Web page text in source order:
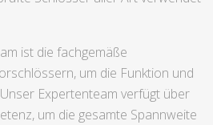
ist die fachgemäße
um die Funktion und
Expertenteam verfügt über
um die gesamte Spannweite